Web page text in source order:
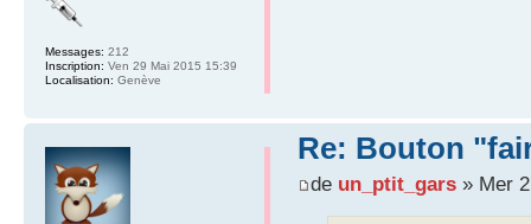
Messages: 212
Inscription: Ven 29 Mai 2015 15:39
Localisation: Genève
Re: Bouton
de un_ptit_gars» Mer 2